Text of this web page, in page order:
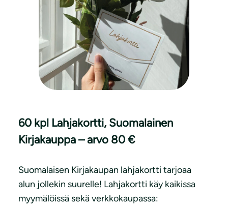
60 kpl Lahjakortti, Suomalainen
Kirjakauppa – arvo 80 €
Suomalaisen Kirjakaupan lahjakortti tarjoaa
alun jollekin suurelle! Lahjakortti käy kaikissa
myymälöissä sekä verkkokaupassa: